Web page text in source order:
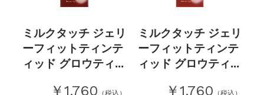
ミルクタッチ ジェリ
ーフィットティンテ
ィッド グロウティ...
￥1,760 （税込）
ミルクタッチ ジェリ
ーフィットティンテ
ィッド グロウティ...
￥1,760 （税込）